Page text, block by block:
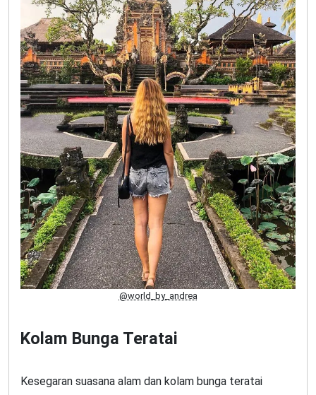
@world_by_andrea
Kolam Bunga Teratai
Kesegaran suasana alam dan kolam bunga teratai